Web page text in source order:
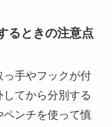
るときの注意点
手やフックが付
てから分別する
ンチを使って慎